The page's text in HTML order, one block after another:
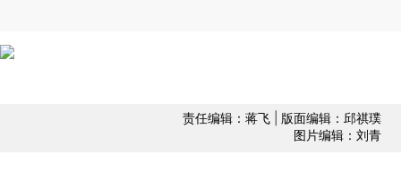
责任编辑：蒋飞 | 版面编辑：邱祺璞
图片编辑：刘青